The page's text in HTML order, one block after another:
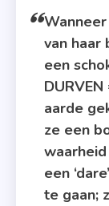
van haar
een
aarde
ze een
een
te gaan;